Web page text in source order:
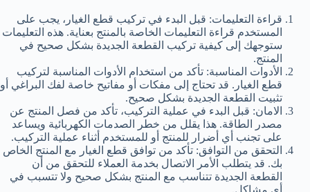
قراءة التعليمات: قبل البدء في تركيب قطع الغيار، يجب على
المستخدم قراءة التعليمات الخاصة بالمنتج بعناية. هذه التعليمات
ستوجهك إلى كيفية تركيب القطعة الجديدة بشكل صحيح في
المنتج.
الأدوات المناسبة: تأكد من استخدام الأدوات المناسبة لتركيب
قطع الغيار. قد تحتاج إلى مفكات أو مفاتيح خاصة لفك البراغي أو
تثبيت القطعة الجديدة بشكل صحيح.
الامان: قبل البدء في عملية التركيب، تأكد من فصل المنتج عن
مصدر الطاقة. هذا يقلل من خطر الصدمات الكهربائية ويساعد
على تجنب أي أضرار للمنتج أو للمستخدم أثناء عملية التركيب.
التحقق من التوافق: تأكد من توافق قطع الغيار مع المنتج الخاص
بك. قد يتطلب الأمر الاتصال بخدمة العملاء للتحقق من أن
القطعة الجديدة تتناسب مع المنتج بشكل صحيح ولا تتسبب في